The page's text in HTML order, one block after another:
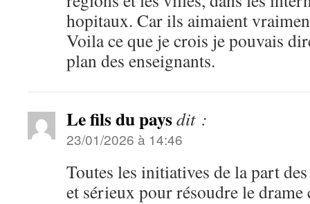
hopitaux. Car ils aimaient
Voila ce que je crois je pouvais
plan des enseignants.
Le fils du paysdit :
23/01/2026 à 14:46
Toutes les initiatives de la part
et sérieux pour résoudre le